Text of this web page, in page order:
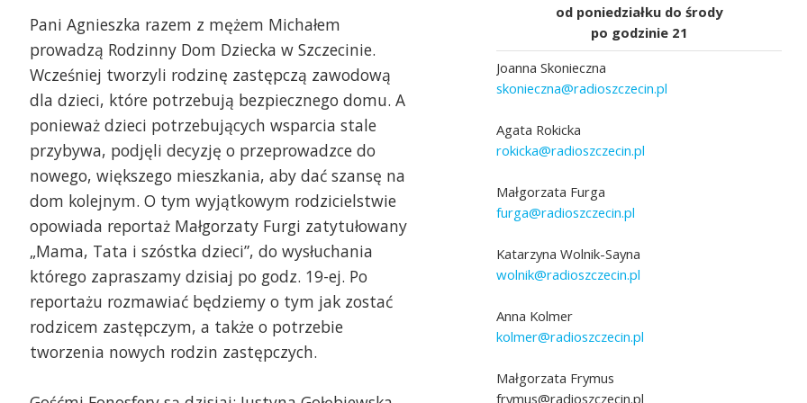
Fonosfery - Justyna Gołębiewska
Sekcji I ds.Niezawodowej i
Pieczy Zastępczej w Centrum
Społecznych w Szczecinie, Joanna Gaweł
rodzinnej pieczy zastępczej CUS
i Karolina Witkowska koordynator
pieczy zastępczej CUS Szczecin
Rodziny zastępcze w Szczecinie
Kierownik Sekcji I ds.Niezawodowej i
Spokrewnionej Pieczy Zastępczej w
Szczecin i Karolina Witkowska koordynator
rodzinnej pieczy zastępczej CUS Szczecin
Pani Agnieszka razem z mężem Michałem
prowadzą Rodzinny Dom Dziecka w Szczecinie.
Wcześniej tworzyli rodzinę zastępczą zawodową
dla dzieci, które potrzebują bezpiecznego domu. A
ponieważ dzieci potrzebujących wsparcia stale
przybywa, podjęli decyzję o przeprowadzce do
nowego, większego mieszkania, aby dać szansę na
dom kolejnym. O tym wyjątkowym rodzicielstwie
opowiada reportaż Małgorzaty Furgi zatytułowany
„Mama, Tata i szóstka dzieci”, do wysłuchania
którego zapraszamy dzisiaj po godz. 19-ej. Po
reportażu rozmawiać będziemy o tym jak zostać
rodzicem zastępczym, a także o potrzebie
tworzenia nowych rodzin zastępczych.
od poniedziałku do środy
po godzinie 21
Joanna Skonieczna
skonieczna@radioszczecin.pl
Agata Rokicka
rokicka@radioszczecin.pl
Małgorzata Furga
furga@radioszczecin.pl
Katarzyna Wolnik-Sayna
wolnik@radioszczecin.pl
Anna Kolmer
kolmer@radioszczecin.pl
Małgorzata Frymus
frymus@radioszczecin.pl